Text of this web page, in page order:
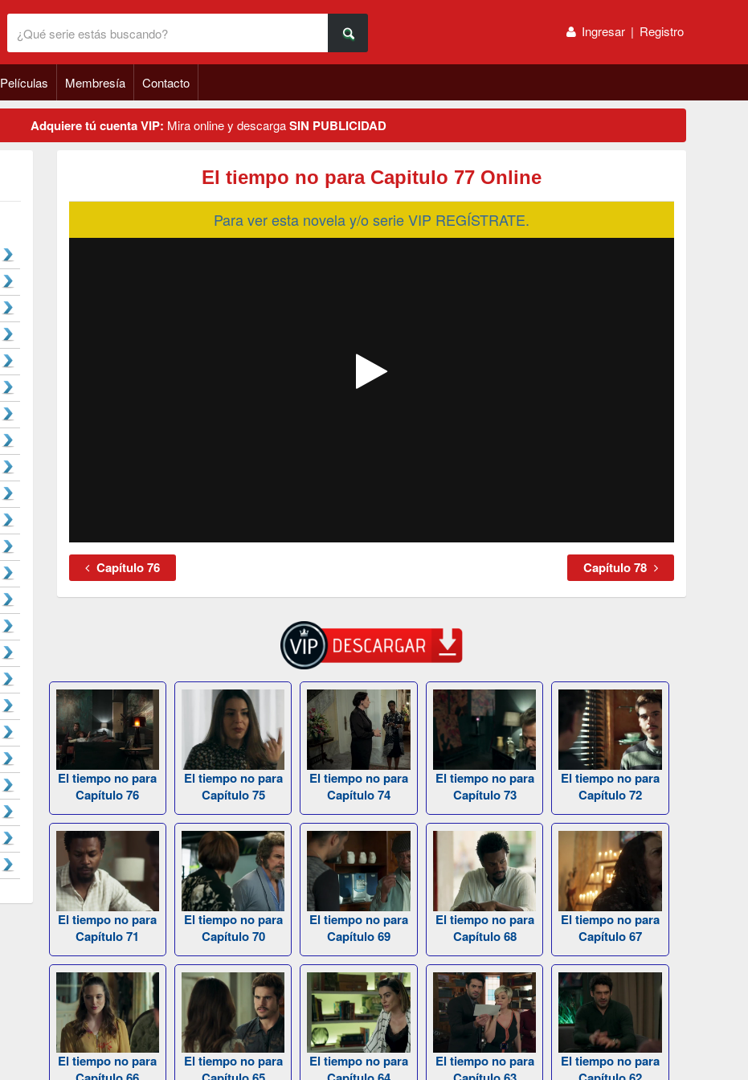
Ingresar | Registro
Películas Membresía Contacto
Adquiere tú cuenta VIP: Mira online y descargaSIN PUBLICIDAD
El tiempo no para Capitulo 77 Online
Para ver esta novela y/o serie VIP REGÍSTRATE.
Capítulo 76 Capítulo 78
El tiempo no para
Capítulo 76
El tiempo no para
Capítulo 75
El tiempo no para
Capítulo 74
El tiempo no para
Capítulo 73
El tiempo no para
Capítulo 72
El tiempo no para
Capítulo 71
El tiempo no para
Capítulo 70
El tiempo no para
Capítulo 69
El tiempo no para
Capítulo 68
El tiempo no para
Capítulo 67
El tiempo no para
El tiempo no para
El tiempo no para
El tiempo no para
El tiempo no para